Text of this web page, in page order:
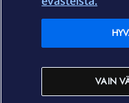
Elisa Oyj
In English
VAIN